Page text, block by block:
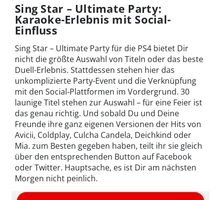
Sing Star – Ultimate Party:
Karaoke-Erlebnis mit Social-
Einfluss
Sing Star – Ultimate Party für die PS4 bietet Dir
nicht die größte Auswahl von Titeln oder das beste
Duell-Erlebnis. Stattdessen stehen hier das
unkomplizierte Party-Event und die Verknüpfung
mit den Social-Plattformen im Vordergrund. 30
launige Titel stehen zur Auswahl – für eine Feier ist
das genau richtig. Und sobald Du und Deine
Freunde ihre ganz eigenen Versionen der Hits von
Avicii, Coldplay, Culcha Candela, Deichkind oder
Mia. zum Besten gegeben haben, teilt ihr sie gleich
über den entsprechenden Button auf Facebook
oder Twitter. Hauptsache, es ist Dir am nächsten
Morgen nicht peinlich.